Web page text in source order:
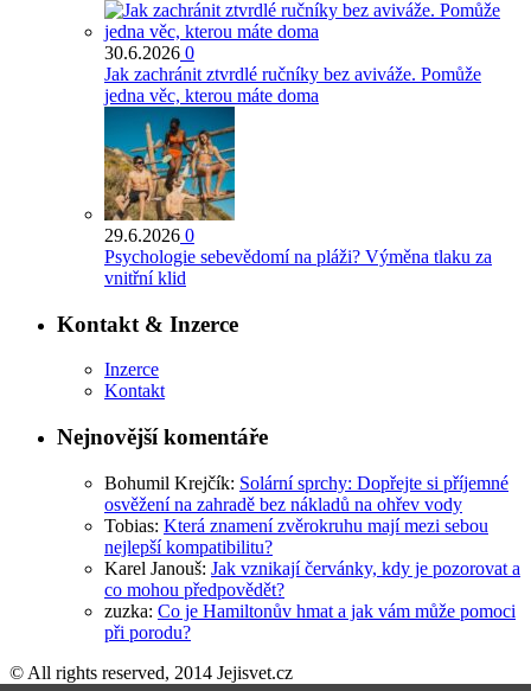
30.6.2026 0
Jak zachránit ztvrdlé ručníky bez aviváže. Pomůže
jedna věc, kterou máte doma
29.6.2026 0
Psychologie sebevědomí na pláži? Výměna tlaku za
vnitřní klid
Kontakt & Inzerce
Inzerce
Kontakt
Nejnovější komentáře
Bohumil Krejčík: Solární sprchy: Dopřejte si příjemné
osvěžení na zahradě bez nákladů na ohřev vody
Tobias: Která znamení zvěrokruhu mají mezi sebou
nejlepší kompatibilitu?
Karel Janouš: Jak vznikají červánky, kdy je pozorovat a
co mohou předpovědět?
zuzka: Co je Hamiltonův hmat a jak vám může pomoci
při porodu?
© All rights reserved, 2014 Jejisvet.cz